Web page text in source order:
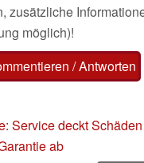
zusätzliche
möglich)!
/ Antworten
Service deckt Schäden
ab